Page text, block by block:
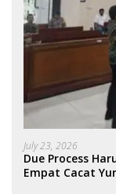
July 23, 2026
Due Process
Empat Cacat